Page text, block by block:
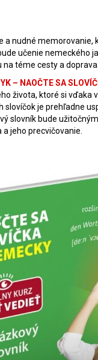
a nudné
učenie nemeckého
téme cesty a doprava.
– NAOČTE SA
života, ktoré si
slovíčok je prehľadne
slovník bude
jeho precvičovanie.